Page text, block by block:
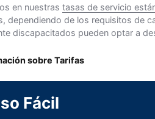
en nuestras tasas de servicio
dependiendo de los requisitos de
discapacitados pueden optar a
sobre Tarifas
Fácil